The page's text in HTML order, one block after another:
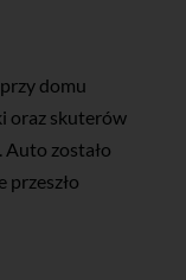
domu
oraz skuterów
zostało
przeszło